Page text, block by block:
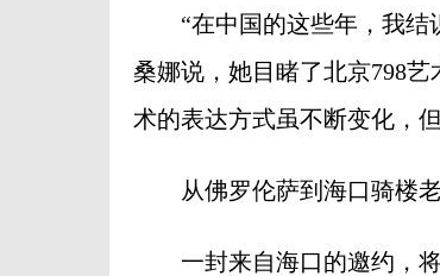
“在中国的这些年，我结
桑娜说，她目睹了北京798
术的表达方式虽不断变化，
从佛罗伦萨到海口骑楼
一封来自海口的邀约，将